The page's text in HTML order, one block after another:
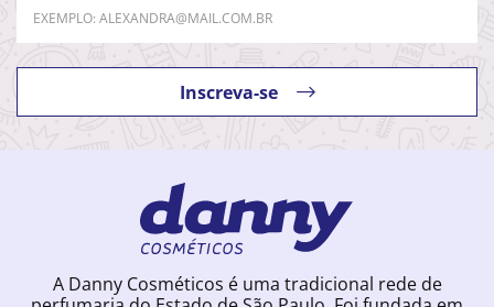
Inscreva-se
A Danny Cosméticos é uma tradicional rede de